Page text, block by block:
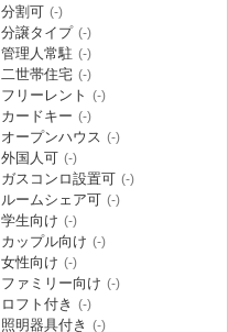
分割可 (-)
分譲タイプ (-)
管理人常駐 (-)
二世帯住宅 (-)
フリーレント (-)
カードキー (-)
オープンハウス (-)
外国人可 (-)
ガスコンロ設置可 (-)
ルームシェア可 (-)
学生向け (-)
カップル向け (-)
女性向け (-)
ファミリー向け (-)
ロフト付き (-)
照明器具付き (-)